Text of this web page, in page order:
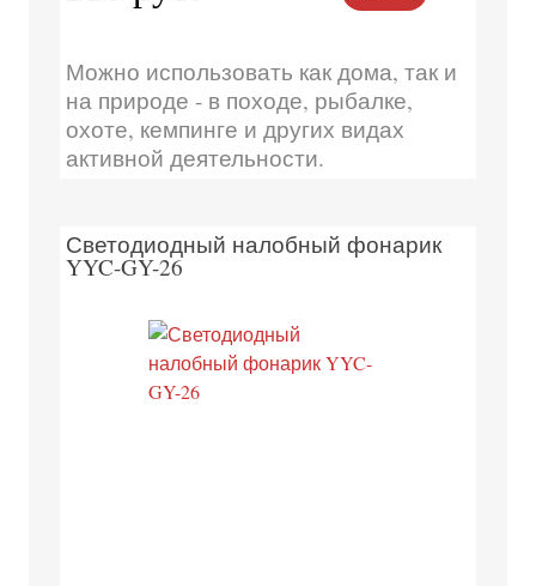
Можно использовать как дома, так и
на природе - в походе, рыбалке,
охоте, кемпинге и других видах
активной деятельности.
Светодиодный налобный фонарик
YYC-GY-26